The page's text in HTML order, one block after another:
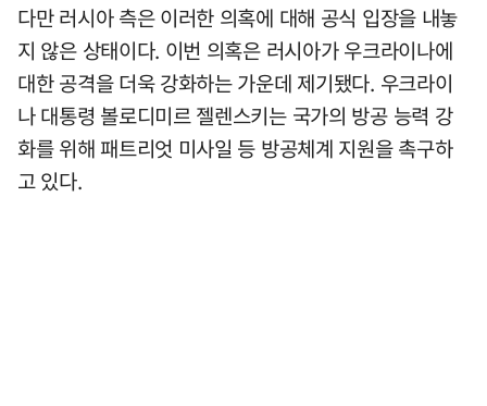
다만 러시아 측은 이러한 의혹에 대해 공식 입장을 내놓
지 않은 상태이다. 이번 의혹은 러시아가 우크라이나에
대한 공격을 더욱 강화하는 가운데 제기됐다. 우크라이
나 대통령 볼로디미르 젤렌스키는 국가의 방공 능력 강
화를 위해 패트리엇 미사일 등 방공체계 지원을 촉구하
고 있다.